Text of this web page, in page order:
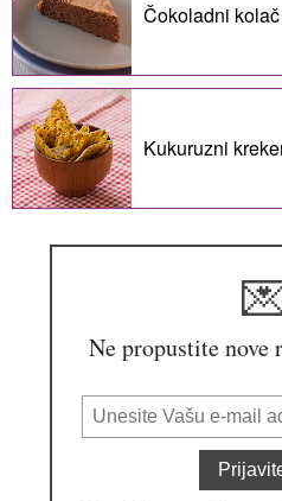
Čokoladni
Kukuruzni
💌
Ne propustite nove